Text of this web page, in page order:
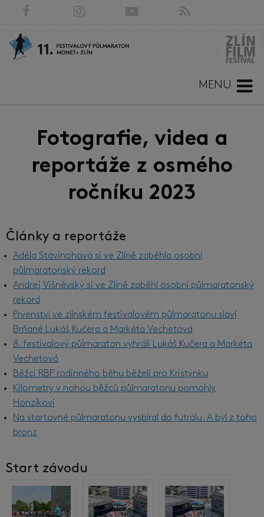
MENU
Fotografie, videa a
reportáže z osmého
ročníku 2023
Články a reportáže
Adéla Stavinohová si ve Zlíně zaběhla osobní
půlmaratonský rekord
Andrej Višněvský si ve Zlíně zaběhl osobní půlmaratonský
rekord
Prvenství ve zlínském festivalovém půlmaratonu slaví
Brňané Lukáš Kučera a Markéta Vechetová
8. festivalový půlmaraton vyhráli Lukáš Kučera a Markéta
Vechetová
Běžci RBP rodinného běhu běželi pro Kristýnku
Kilometry v nohou běžců půlmaratonu pomohly
Honzíkovi
Na startovné půlmaratonu vysbíral do futrálu. A byl z toho
bronz
Start závodu